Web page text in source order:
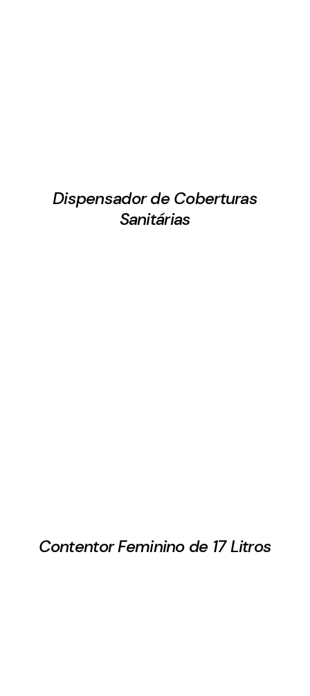
Dispensador de Coberturas
Sanitárias
Contentor Feminino de 17 Litros